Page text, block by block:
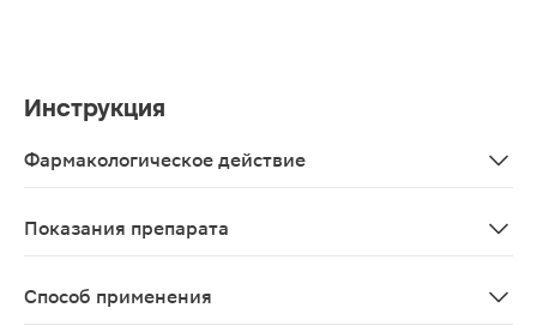
Инструкция
Фармакологическое действие
Показания препарата
Способ применения